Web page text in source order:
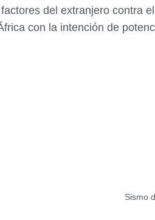
del extranjero contra
con la intención de
Sismo